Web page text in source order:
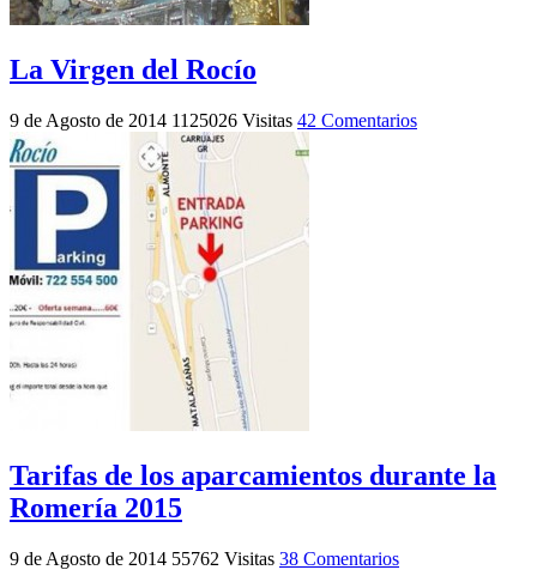
La Virgen del Rocío
9 de Agosto de 2014 1125026 Visitas 42 Comentarios
Tarifas de los aparcamientos durante la
Romería 2015
9 de Agosto de 2014 55762 Visitas 38 Comentarios